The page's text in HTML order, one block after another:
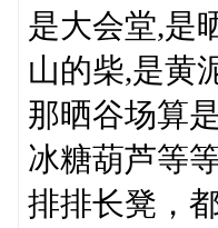
是大会堂,是
山的柴,是黄
那晒谷场算
冰糖葫芦等
排排长凳，